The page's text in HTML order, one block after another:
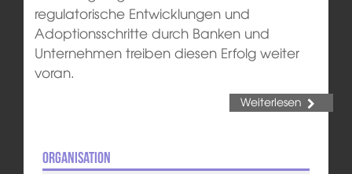
regulatorische Entwicklungen und
Adoptionsschritte durch Banken und
Unternehmen treiben diesen Erfolg weiter
voran.
Weiterlesen
Organisation